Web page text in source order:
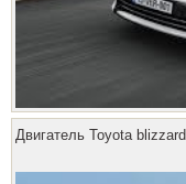
Двигатель Toyota blizzard